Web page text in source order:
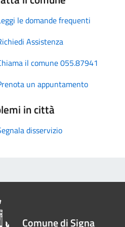
le domande frequenti
Assistenza
il comune 055.87941
un appuntamento
in città
disservizio
Comune di Signa